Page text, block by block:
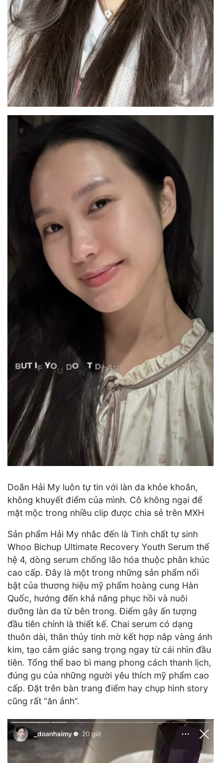
Doãn Hải My luôn tự tin với làn da khỏe khoắn,
không khuyết điểm của mình. Cô không ngại để
mặt mộc trong nhiều clip được chia sẻ trên MXH
Sản phẩm Hải My nhắc đến là Tinh chất tự sinh
Whoo Bichup Ultimate Recovery Youth Serum thế
hệ 4, dòng serum chống lão hóa thuộc phân khúc
cao cấp. Đây là một trong những sản phẩm nổi
bật của thương hiệu mỹ phẩm hoàng cung Hàn
Quốc, hướng đến khả năng phục hồi và nuôi
dưỡng làn da từ bên trong. Điểm gây ấn tượng
đầu tiên chính là thiết kế. Chai serum có dạng
thuôn dài, thân thủy tinh mờ kết hợp nắp vàng ánh
kim, tạo cảm giác sang trọng ngay từ cái nhìn đầu
tiên. Tổng thể bao bì mang phong cách thanh lịch,
đúng gu của những người yêu thích mỹ phẩm cao
cấp. Đặt trên bàn trang điểm hay chụp hình story
cũng rất “ăn ảnh”.